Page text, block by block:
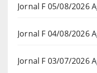
Jornal F 05/08/2026
Jornal F 04/08/2026
Jornal F 03/07/2026